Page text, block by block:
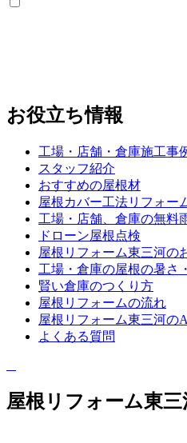
お役立ち情報
工場・店舗・倉庫施工事
スタッフ紹介
おすすめの屋根材
屋根カバー工法リフォー
工場・店舗、倉庫の無料
ドローン屋根点検
屋根リフォーム東三河の
工場・倉庫の屋根の暑さ
賢い倉庫のつくり方
屋根リフォームの流れ
屋根リフォーム東三河の
よくある質問
屋根リフォーム東